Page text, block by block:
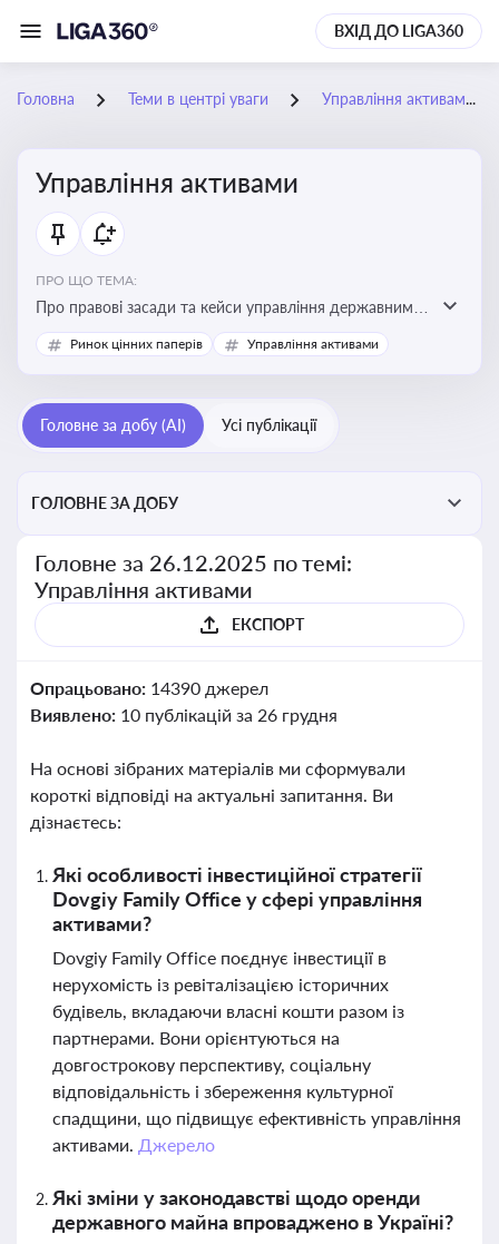
ВХІД ДО LIGA360
Головна Теми в центрі уваги Управління активами
Управління активами
ПРО ЩО ТЕМА:
Про правові засади та кейси управління державними,
комунальними та корпоративними активами, для
юристів і керівників, які відповідають за збереження
Ринок цінних паперів Управління активами
Головне за добу (AI) Усі публікації
ГОЛОВНЕ ЗА ДОБУ
Головне за 26.12.2025 по темі:
Управління активами
ЕКСПОРТ
Опрацьовано: 14390 джерел
Виявлено: 10 публікацій за 26 грудня
На основі зібраних матеріалів ми сформували
короткі відповіді на актуальні запитання. Ви
дізнаєтесь:
Які особливості інвестиційної стратегії
Dovgiy Family Office у сфері управління
активами?
Dovgiy Family Office поєднує інвестиції в
нерухомість із ревіталізацією історичних
будівель, вкладаючи власні кошти разом із
партнерами. Вони орієнтуються на
довгострокову перспективу, соціальну
відповідальність і збереження культурної
спадщини, що підвищує ефективність управління
активами. Джерело
Які зміни у законодавстві щодо оренди
державного майна впроваджено в Україні?